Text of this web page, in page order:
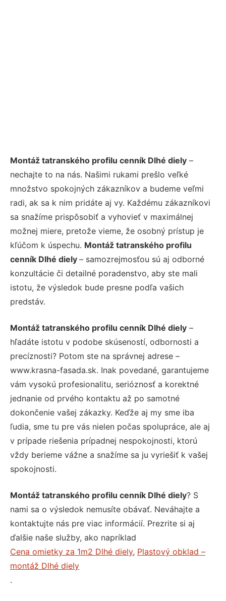
Montáž tatranského profilu cenník Dlhé diely –
nechajte to na nás. Našimi rukami prešlo veľké
množstvo spokojných zákazníkov a budeme veľmi
radi, ak sa k nim pridáte aj vy. Každému zákazníkovi
sa snažíme prispôsobiť a vyhovieť v maximálnej
možnej miere, pretože vieme, že osobný prístup je
kľúčom k úspechu. Montáž tatranského profilu
cenník Dlhé diely – samozrejmosťou sú aj odborné
konzultácie či detailné poradenstvo, aby ste mali
istotu, že výsledok bude presne podľa vašich
predstáv.
Montáž tatranského profilu cenník Dlhé diely –
hľadáte istotu v podobe skúseností, odbornosti a
precíznosti? Potom ste na správnej adrese –
www.krasna-fasada.sk. Inak povedané, garantujeme
vám vysokú profesionalitu, serióznosť a korektné
jednanie od prvého kontaktu až po samotné
dokončenie vašej zákazky. Keďže aj my sme iba
ľudia, sme tu pre vás nielen počas spolupráce, ale aj
v prípade riešenia prípadnej nespokojnosti, ktorú
vždy berieme vážne a snažíme sa ju vyriešiť k vašej
spokojnosti.
Montáž tatranského profilu cenník Dlhé diely? S
nami sa o výsledok nemusíte obávať. Neváhajte a
kontaktujte nás pre viac informácií. Prezrite si aj
ďalšie naše služby, ako napríklad
Cena omietky za 1m2 Dlhé diely, Plastový obklad –
montáž Dlhé diely
.